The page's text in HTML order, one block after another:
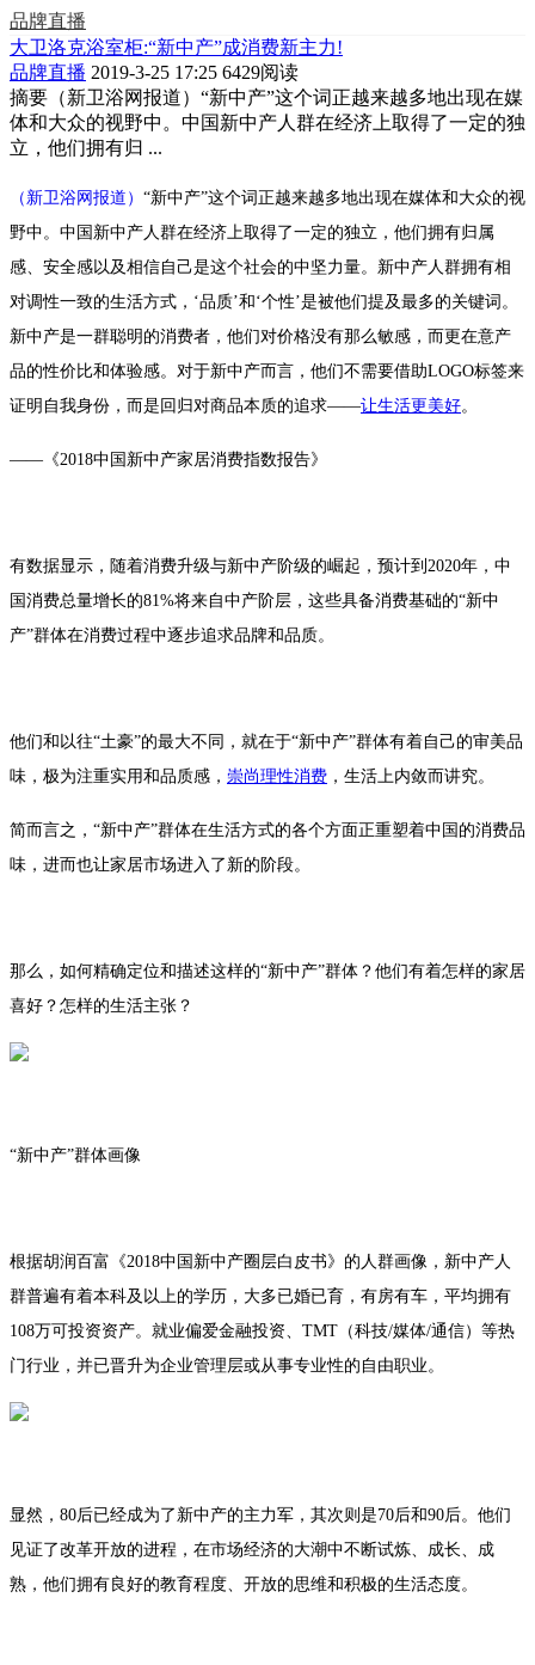
品牌直播
大卫洛克浴室柜:“新中产”成消费新主力!
品牌直播 2019-3-25 17:25 6429阅读
摘要 （新卫浴网报道）“新中产”这个词正越来越多地出现在媒
体和大众的视野中。中国新中产人群在经济上取得了一定的独
立，他们拥有归 ...
（新卫浴网报道） “新中产”这个词正越来越多地出现在媒体和大众的视
野中。中国新中产人群在经济上取得了一定的独立，他们拥有归属
感、安全感以及相信自己是这个社会的中坚力量。新中产人群拥有相
对调性一致的生活方式，‘品质’和‘个性’是被他们提及最多的关键词。
新中产是一群聪明的消费者，他们对价格没有那么敏感，而更在意产
品的性价比和体验感。对于新中产而言，他们不需要借助LOGO标签来
证明自我身份，而是回归对商品本质的追求——让生活更美好。
——《2018中国新中产家居消费指数报告》
有数据显示，随着消费升级与新中产阶级的崛起，预计到2020年，中
国消费总量增长的81%将来自中产阶层，这些具备消费基础的“新中
产”群体在消费过程中逐步追求品牌和品质。
他们和以往“土豪”的最大不同，就在于“新中产”群体有着自己的审美品
味，极为注重实用和品质感， 崇尚理性消费 ，生活上内敛而讲究。
简而言之，“新中产”群体在生活方式的各个方面正重塑着中国的消费品
味，进而也让家居市场进入了新的阶段。
那么，如何精确定位和描述这样的“新中产”群体？他们有着怎样的家居
喜好？怎样的生活主张？
“新中产”群体画像
根据胡润百富《2018中国新中产圈层白皮书》的人群画像，新中产人
群普遍有着本科及以上的学历，大多已婚已育，有房有车，平均拥有
108万可投资资产。就业偏爱金融投资、TMT（科技/媒体/通信）等热
门行业，并已晋升为企业管理层或从事专业性的自由职业。
显然，80后已经成为了新中产的主力军，其次则是70后和90后。他们
见证了改革开放的进程，在市场经济的大潮中不断试炼、成长、成
熟，他们拥有良好的教育程度、开放的思维和积极的生活态度。